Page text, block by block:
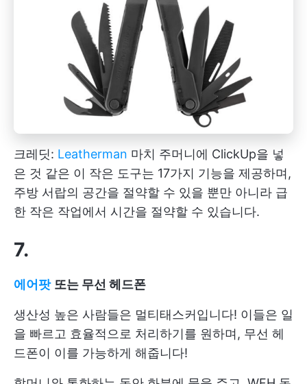
크레딧: Leatherman 마치 주머니에 ClickUp을 넣
은 것 같은 이 작은 도구는 17가지 기능을 제공하며,
주방 서랍의 공간을 절약할 수 있을 뿐만 아니라 급
한 작은 작업에서 시간을 절약할 수 있습니다.
7.
에어팟 또는 무선 헤드폰
생산성 높은 사람들은 멀티태스커입니다! 이들은 일
을 빠르고 효율적으로 처리하기를 원하며, 무선 헤
드폰이 이를 가능하게 해줍니다!